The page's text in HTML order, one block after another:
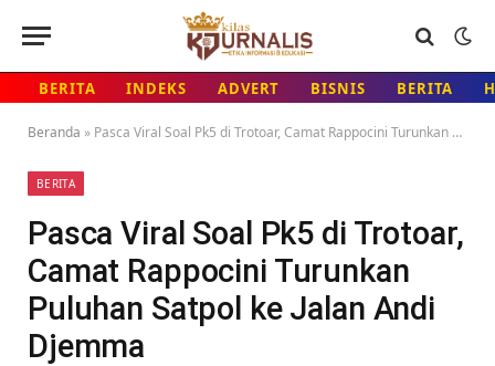
BERITA INDEKS ADVERT BISNIS BERITA
Beranda » Pasca Viral Soal Pk5 di Trotoar, Camat Rappocini Turunkan Puluhan Satpol ke Jalan Andi Djemma
BERITA
Pasca Viral Soal Pk5 di Trotoar,
Camat Rappocini Turunkan
Puluhan Satpol ke Jalan Andi
Djemma